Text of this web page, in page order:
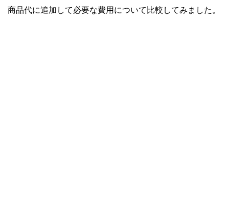
商品代に追加して必要な費用について比較してみました。